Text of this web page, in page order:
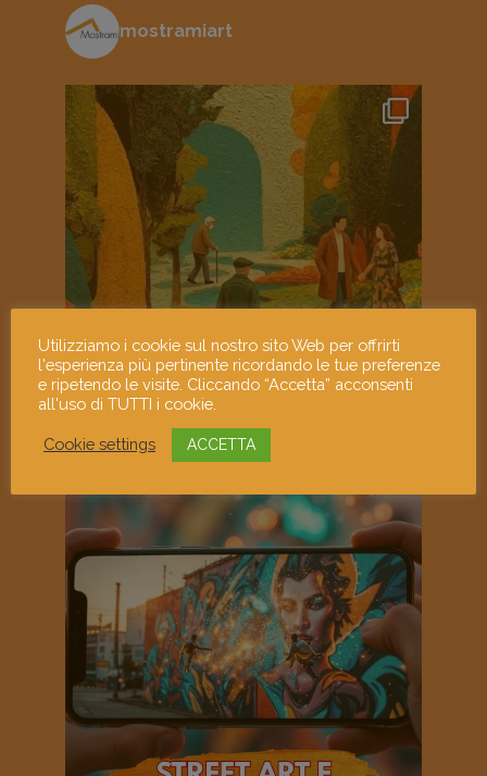
mostramiart
Utilizziamo i cookie sul nostro sito Web per offrirti
l'esperienza più pertinente ricordando le tue preferenze
e ripetendo le visite. Cliccando “Accetta” acconsenti
all'uso di TUTTI i cookie.
Cookie settings ACCETTA